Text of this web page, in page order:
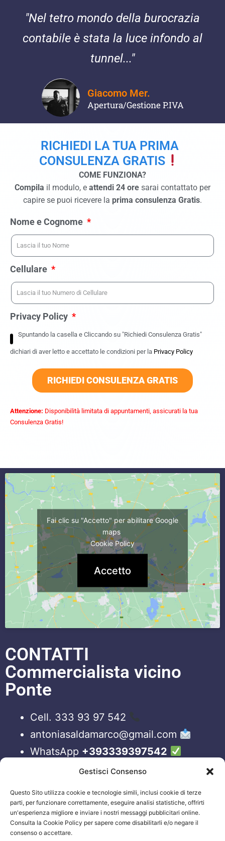
Gestisci Consenso
Questo Sito utilizza cookie e tecnologie simili, inclusi cookie di terze
parti, per funzionare correttamente, eseguire analisi statistiche, offrirti
un'esperienza migliore e inviare i nostri messaggi pubblicitari online.
Consulta la Cookie Policy per sapere come disabilitarli e/o negare il
consenso o accettare.
"Nel tetro mondo della burocrazia
contabile è stata la luce infondo al
tunnel..."
Giacomo Mer.
Apertura/Gestione P.IVA
RICHIEDI LA TUA PRIMA
CONSULENZA GRATIS
COME FUNZIONA?
Compila il modulo, e attendi 24 ore sarai contattato per
capire se puoi ricevere la prima consulenza Gratis.
Nome e Cognome
Cellulare
Privacy Policy
Spuntando la casella e Cliccando su "Richiedi Consulenza Gratis"
dichiari di aver letto e accettato le condizioni per la Privacy Policy
RICHIEDI CONSULENZA GRATIS
Attenzione: Disponibilità limitata di appuntamenti, assicurati la tua
Consulenza Gratis!
Fai clic su "Accetto" per abilitare Google
maps
Cookie Policy
Accetto
CONTATTI
Commercialista vicino
Ponte
Cell. 333 93 97 542
antoniasaldamarco@gmail.com
WhatsApp +393339397542
ORARI APERTURA UFFICI
Lun-Ven 09:00 – 19:00
Siamo sempre attivi e online sui nostri social.